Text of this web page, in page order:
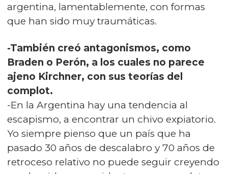
argentina, lamentablemente, con formas
que han sido muy traumáticas.
-También creó antagonismos, como
Braden o Perón, a los cuales no parece
ajeno Kirchner, con sus teorías del
complot.
-En la Argentina hay una tendencia al
escapismo, a encontrar un chivo expiatorio.
Yo siempre pienso que un país que ha
pasado 30 años de descalabro y 70 años de
retroceso relativo no puede seguir creyendo